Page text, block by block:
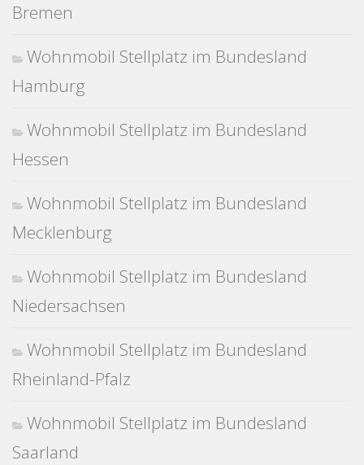
Bremen
Wohnmobil Stellplatz im Bundesland
Hamburg
Wohnmobil Stellplatz im Bundesland
Hessen
Wohnmobil Stellplatz im Bundesland
Mecklenburg
Wohnmobil Stellplatz im Bundesland
Niedersachsen
Wohnmobil Stellplatz im Bundesland
Rheinland-Pfalz
Wohnmobil Stellplatz im Bundesland
Saarland